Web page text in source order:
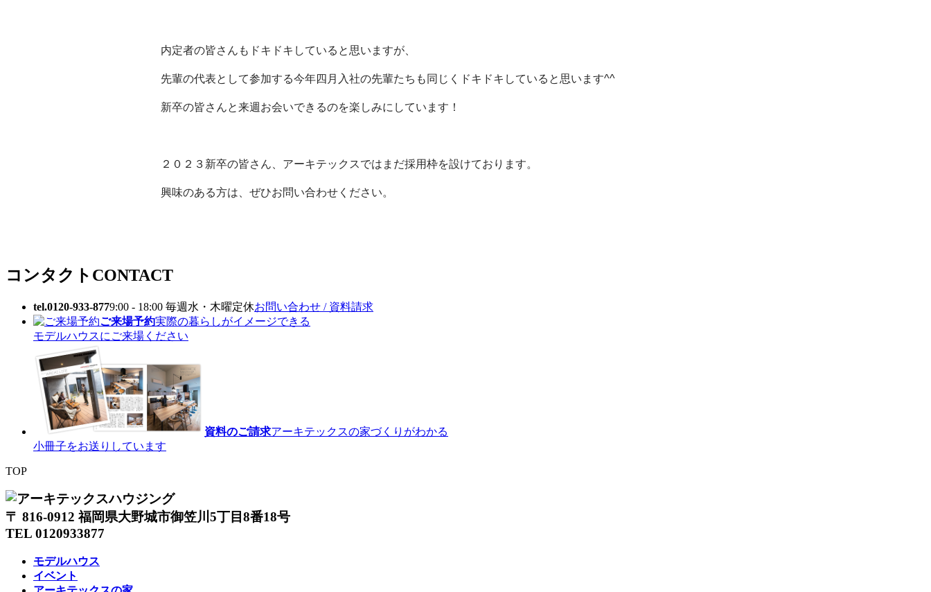
内定者の皆さんもドキドキしていると思いますが、
先輩の代表として参加する今年四月入社の先輩たちも同じくドキドキしていると思います^^
新卒の皆さんと来週お会いできるのを楽しみにしています！
２０２３新卒の皆さん、アーキテックスではまだ採用枠を設けております。
興味のある方は、ぜひお問い合わせください。
コンタクト CONTACT
tel.0120-933-8779:00 - 18:00 毎週水・木曜定休お問い合わせ / 資料請求
ご来場予約実際の暮らしがイメージできる
モデルハウスにご来場ください
資料のご請求アーキテックスの家づくりがわかる
小冊子をお送りしています
TOP
〒 816-0912 福岡県大野城市御笠川5丁目8番18号
TEL 0120933877
モデルハウス
イベント